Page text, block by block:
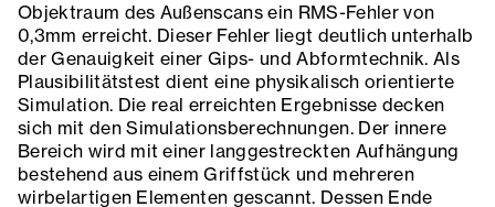
Objektraum des Außenscans ein RMS-Fehler von
0,3mm erreicht. Dieser Fehler liegt deutlich unterhalb
der Genauigkeit einer Gips- und Abformtechnik. Als
Plausibilitätstest dient eine physikalisch orientierte
Simulation. Die real erreichten Ergebnisse decken
sich mit den Simulationsberechnungen. Der innere
Bereich wird mit einer langgestreckten Aufhängung
bestehend aus einem Griffstück und mehreren
wirbelartigen Elementen gescannt. Dessen Ende